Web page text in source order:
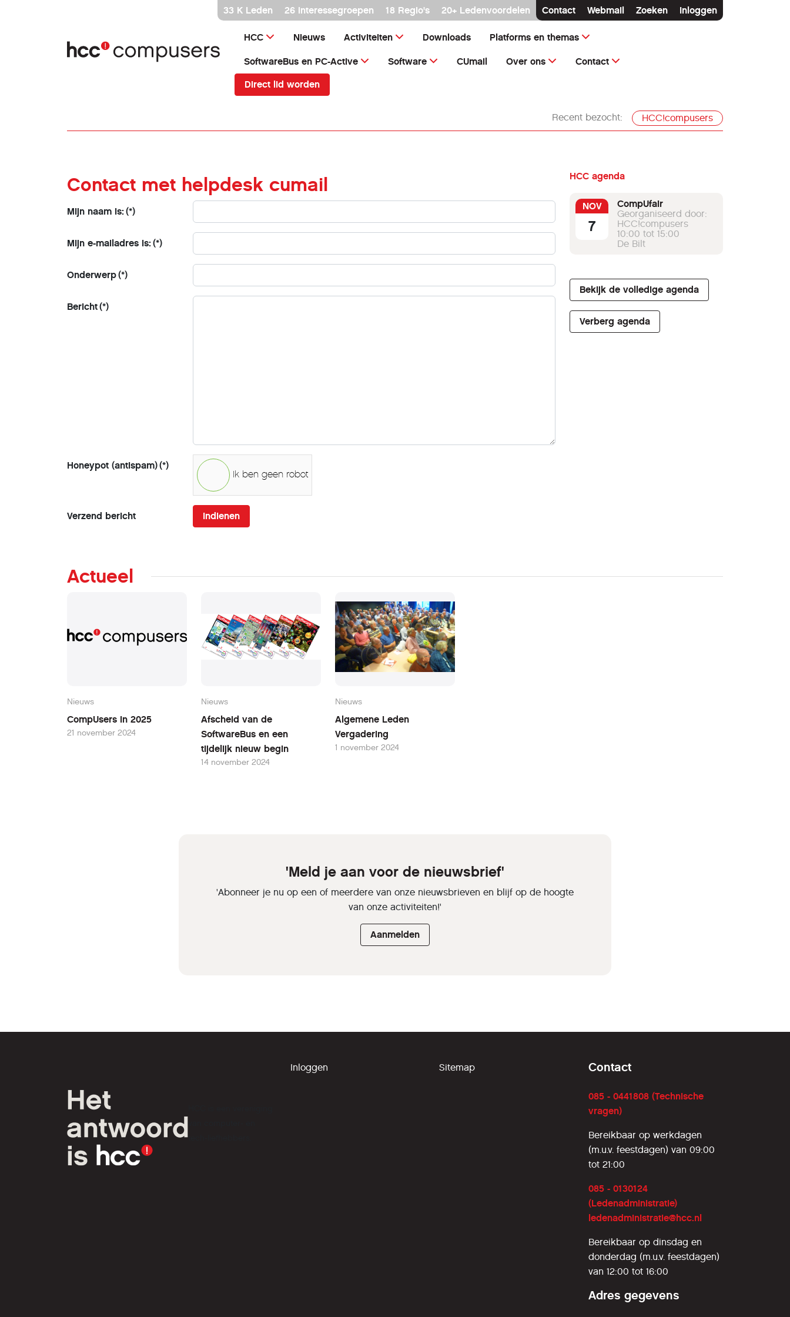
inhoud
33 K Leden 26 interessegroepen 18 Regio's 20+ Ledenvoordelen Contact Webmail Zoeken Inloggen
HCC Nieuws Activiteiten Downloads Platforms en themas
SoftwareBus en PC-Active Software CUmail Over ons Contact
Direct lid worden
Recent bezocht: HCC!compusers
Contact met helpdesk cumail
Mijn naam is:(*)
Mijn e-mailadres is:(*)
Onderwerp(*)
Bericht(*)
Honeypot (antispam)(*)
Ik ben geen robot
Verzend bericht Indienen
HCC agenda
NOV
7
CompUfair
Georganiseerd door:
HCC!compusers
10:00 tot 15:00
De Bilt
Bekijk de volledige agenda
Verberg agenda
Actueel
Nieuws
CompUsers in 2025
21 november 2024
Nieuws
Afscheid van de
SoftwareBus en een
tijdelijk nieuw begin
14 november 2024
Nieuws
Algemene Leden
Vergadering
1 november 2024
'Meld je aan voor de nieuwsbrief'
'Abonneer je nu op een of meerdere van onze nieuwsbrieven en blijf op de hoogte
van onze activiteiten!'
Aanmelden
tech-liefhebbers.
Inloggen Sitemap Contact
085 - 0441808 (Technische
vragen)
Bereikbaar op werkdagen
(m.u.v. feestdagen) van 09:00
tot 21:00
085 - 0130124
(Ledenadministratie)
ledenadministratie@hcc.nl
Bereikbaar op dinsdag en
donderdag (m.u.v. feestdagen)
van 12:00 tot 16:00
Adres gegevens